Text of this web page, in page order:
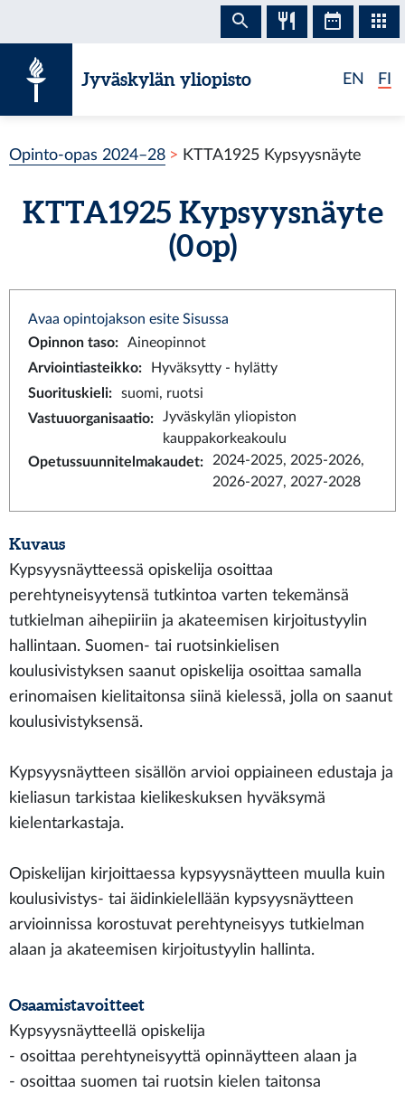
Jyväskylän yliopisto EN FI
Opinto-opas 2024–28 KTTA1925 Kypsyysnäyte
KTTA1925 Kypsyysnäyte
(0 op)
Avaa opintojakson esite Sisussa
Opinnon taso:
Aineopinnot
Arviointiasteikko:
Hyväksytty - hylätty
Suorituskieli:
suomi, ruotsi
Vastuuorganisaatio:
Jyväskylän yliopiston
kauppakorkeakoulu
Opetussuunnitelmakaudet:
2024-2025, 2025-2026,
2026-2027, 2027-2028
Kuvaus
Kypsyysnäytteessä opiskelija osoittaa
perehtyneisyytensä tutkintoa varten tekemänsä
tutkielman aihepiiriin ja akateemisen kirjoitustyylin
hallintaan. Suomen- tai ruotsinkielisen
koulusivistyksen saanut opiskelija osoittaa samalla
erinomaisen kielitaitonsa siinä kielessä, jolla on saanut
koulusivistyksensä.
Kypsyysnäytteen sisällön arvioi oppiaineen edustaja ja
kieliasun tarkistaa kielikeskuksen hyväksymä
kielentarkastaja.
Opiskelijan kirjoittaessa kypsyysnäytteen muulla kuin
koulusivistys- tai äidinkielellään kypsyysnäytteen
arvioinnissa korostuvat perehtyneisyys tutkielman
alaan ja akateemisen kirjoitustyylin hallinta.
Osaamistavoitteet
Kypsyysnäytteellä opiskelija
- osoittaa perehtyneisyyttä opinnäytteen alaan ja
- osoittaa suomen tai ruotsin kielen taitonsa